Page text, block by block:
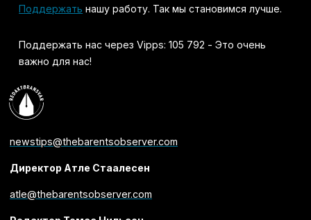
Поддержать нашу работу. Так мы становимся лучше.
Поддержать нас через Vipps: 105 792 - Это очень
важно для нас!
newstips@thebarentsobserver.com
Директор Атле Стаалесен
atle@thebarentsobserver.com